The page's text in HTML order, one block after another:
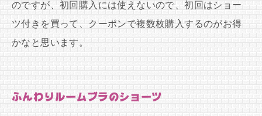
のですが、初回購入には使えないので、初回はショー
ツ付きを買って、クーポンで複数枚購入するのがお得
かなと思います。
ふんわりルームブラのショーツ